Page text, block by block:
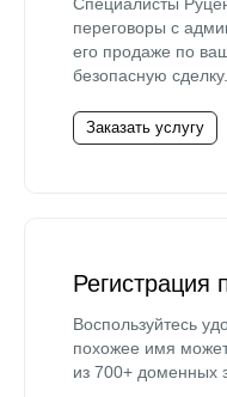
переговоры с
его продаже по
безопасную сделку.
Заказать услугу
Регистрация
Воспользуйтесь
похожее имя
из 700+ доменных